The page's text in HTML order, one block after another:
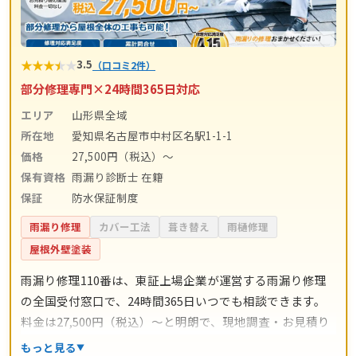
★★★★★3.5 （口コミ2件）
部分修理専門×24時間365日対応
エリア
山形県全域
所在地
愛知県名古屋市中村区名駅1-1-1
価格
27,500円（税込）〜
保有資格 雨漏り診断士 在籍
保証
防水保証制度
雨漏り修理 カバー工法 葺き替え
雨樋修理
屋根外壁塗装
雨漏り修理110番は、東証上場企業が運営する雨漏り修理
の全国受付窓口で、24時間365日いつでも相談できます。
料金は27,500円（税込）〜と明朗で、現地調査・お見積り
は無料。雨漏り診断士の資格を持つスタッフが状況を診断
もっと見る